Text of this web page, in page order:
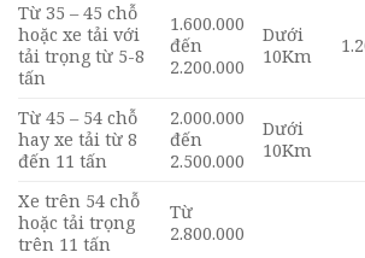
Từ 35 – 45 chỗ
hoặc xe tải với
tải trọng từ 5-8
tấn
1.600.000
đến
2.200.000
Dưới
10Km
Từ 45 – 54 chỗ
hay xe tải từ 8
đến 11 tấn
2.000.000
đến
2.500.000
Dưới
10Km
Xe trên 54 chỗ
hoặc tải trọng
trên 11 tấn
Từ
2.800.000